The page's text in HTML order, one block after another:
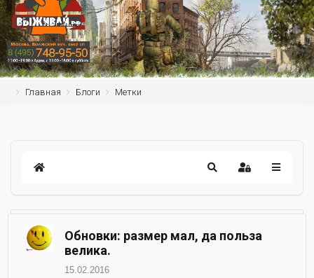
Главная Блоги Метки
Обновки: размер мал, да польза
велика.
15.02.2016